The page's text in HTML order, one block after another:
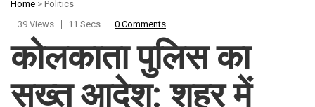
Home > Politics
39 Views
11 Secs 0 Comments
कोलकाता पुलिस का
सख्त आदेश: शहर में